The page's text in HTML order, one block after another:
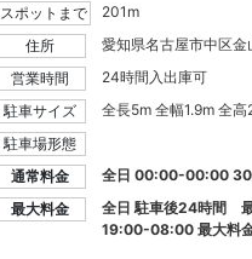
スポットまで
201m
住所
愛知県名古屋市中区
営業時間
24時間入出庫可
駐車サイズ
全長5m 全幅1.9m 全
駐車場形態
通常料金
全日 00:00-00:00
最大料金
全日 駐車後24時間
19:00-08:00 最大料